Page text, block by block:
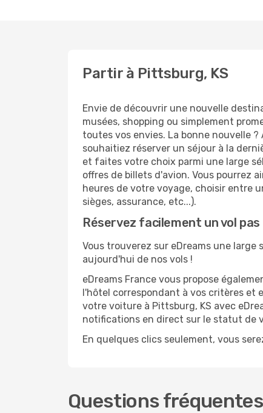
Partir à Pittsburg, KS
Envie de découvrir une nouvelle
musées, shopping ou simplement
toutes vos envies. La bonne nouvelle
souhaitiez réserver un séjour à la
et faites votre choix parmi une large
offres de billets d'avion. Vous pourrez
heures de votre voyage, choisir entre
sièges, assurance, etc...).
Réservez facilement un vol
Vous trouverez sur eDreams une
aujourd'hui de nos vols !
eDreams France vous propose
l'hôtel correspondant à vos critères et
votre voiture à Pittsburg, KS avec
notifications en direct sur le statut de
En quelques clics seulement, vous
Questions